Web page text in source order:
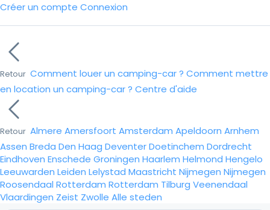
Créer un compte Connexion
Retour Comment louer un camping-car ? Comment mettre
en location un camping-car ? Centre d'aide
Retour Almere Amersfoort Amsterdam Apeldoorn Arnhem
Assen Breda Den Haag DeventerDoetinchem Dordrecht
Eindhoven Enschede Groningen Haarlem Helmond Hengelo
Leeuwarden Leiden Lelystad Maastricht Nijmegen Nijmegen
Roosendaal Rotterdam Rotterdam Tilburg Veenendaal
Vlaardingen Zeist Zwolle Alle steden